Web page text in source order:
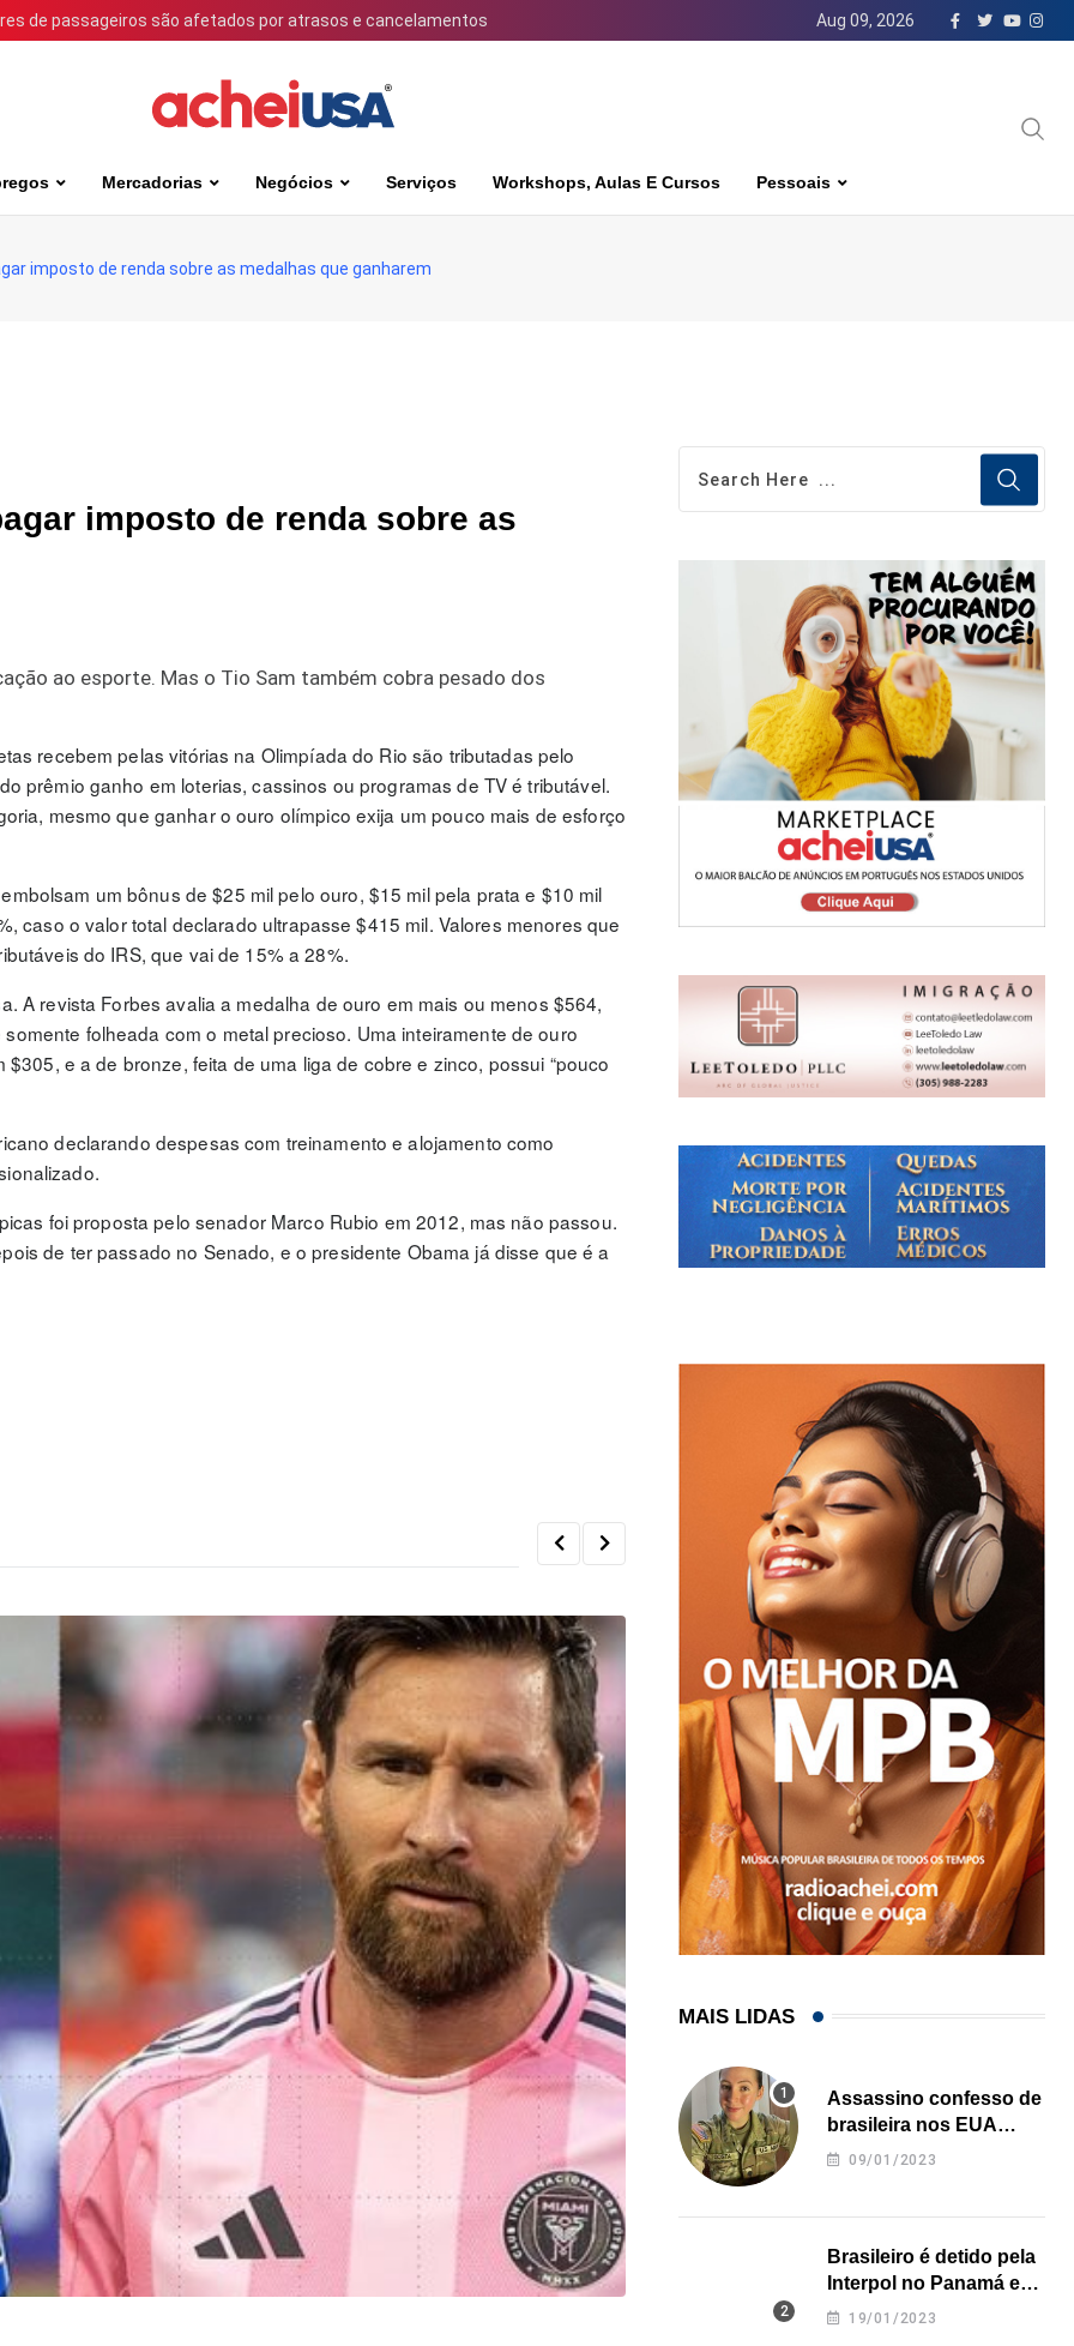
de passageiros são afetados por atrasos e cancelamentos Aug 09, 2026
Mercadorias Negócios Serviços Workshops, Aulas E Cursos Pessoais
imposto de renda sobre as medalhas que ganharem
imposto de renda sobre as
ao esporte. Mas o Tio Sam também cobra pesado dos
recebem pelas vitórias na Olimpíada do Rio são tributadas pelo
prêmio ganho em loterias, cassinos ou programas de TV é tributável.
mesmo que ganhar o ouro olímpico exija um pouco mais de esforço
um bônus de $25 mil pelo ouro, $15 mil pela prata e $10 mil
caso o valor total declarado ultrapasse $415 mil. Valores menores que
do IRS, que vai de 15% a 28%.
A revista Forbes avalia a medalha de ouro em mais ou menos $564,
folheada com o metal precioso. Uma inteiramente de ouro
e a de bronze, feita de uma liga de cobre e zinco, possui “pouco
declarando despesas com treinamento e alojamento como
foi proposta pelo senador Marco Rubio em 2012, mas não passou.
de ter passado no Senado, e o presidente Obama já disse que é a
MAIS LIDAS
Assassino confesso de
brasileira nos EUA
revela onde deixou o
09/01/2023
Brasileiro é detido pela
Interpol no Panamá e
pode pegar prisão
19/01/2023